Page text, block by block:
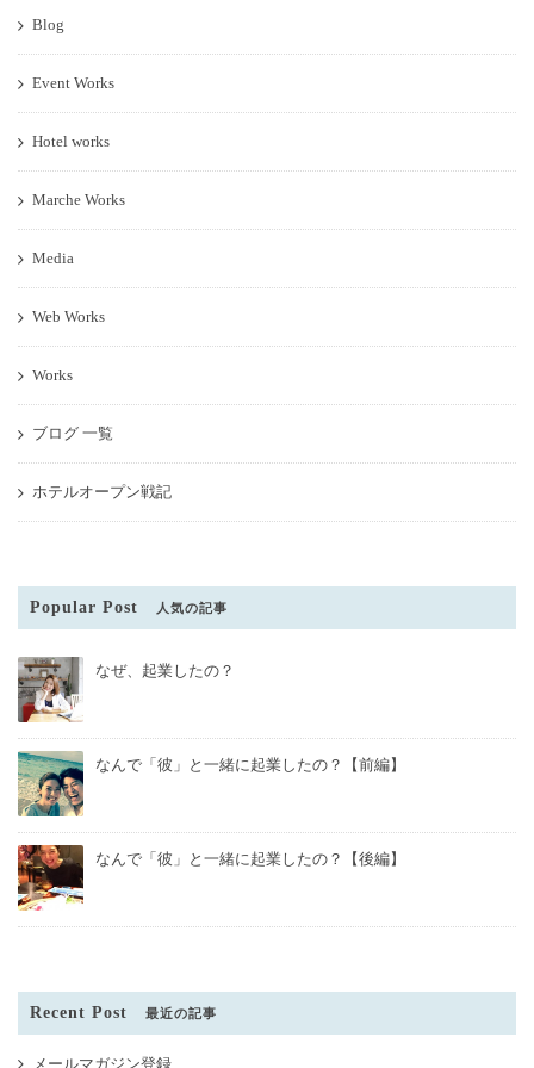
Blog
Event Works
Hotel works
Marche Works
Media
Web Works
Works
ブログ 一覧
ホテルオープン戦記
Popular Post 人気の記事
なぜ、起業したの？
なんで「彼」と一緒に起業したの？【前編】
なんで「彼」と一緒に起業したの？【後編】
Recent Post 最近の記事
メールマガジン登録